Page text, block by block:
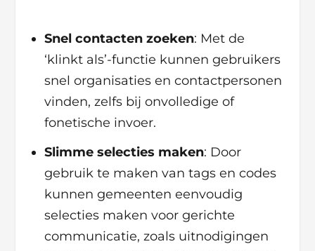
Snel contacten zoeken: Met de
‘klinkt als’-functie kunnen gebruikers
snel organisaties en contactpersonen
vinden, zelfs bij onvolledige of
fonetische invoer.
Slimme selecties maken: Door
gebruik te maken van tags en codes
kunnen gemeenten eenvoudig
selecties maken voor gerichte
communicatie, zoals uitnodigingen